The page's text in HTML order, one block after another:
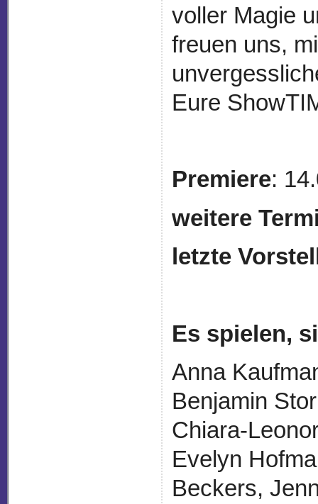
voller Magie
freuen uns,
Eure
Premiere:
weitere
letzte
Es spielen,
Anna
Benjamin
Chiara-
Evelyn
Beckers,